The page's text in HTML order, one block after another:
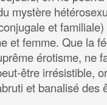
mystère
et
et femme. Que la
érotisme, ne
être irrésistible,
et banalisé des